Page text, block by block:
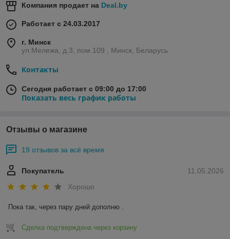
Компания продает на Deal.by
Работает с 24.03.2017
г. Минск
ул.Мележа, д.3, пом.109 , Минск, Беларусь
Контакты
Сегодня работает с 09:00 до 17:00
Показать весь график работы
Отзывы о магазине
19 отзывов за всё время
11.05.2026
Покупатель
Хорошо
Пока так, через пару дней дополню .
Сделка подтверждена через корзину